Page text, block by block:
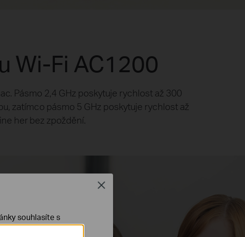
Wi-Fi AC1200
Pásmo 2,4 GHz poskytuje rychlost až 300
zatímco pásmo 5 GHz poskytuje rychlost až
her bez zpoždění.
souhlasíte s
Close